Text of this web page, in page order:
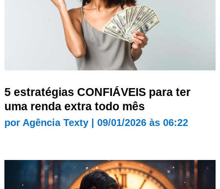
5 estratégias CONFIÁVEIS para ter
uma renda extra todo mês
por Agência Texty| 09/01/2026 às 06:22